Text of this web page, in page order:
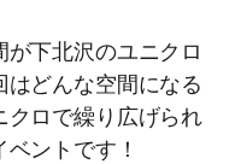
下北沢のユニクロ
どんな空間になる
クロで繰り広げられ
ントです！